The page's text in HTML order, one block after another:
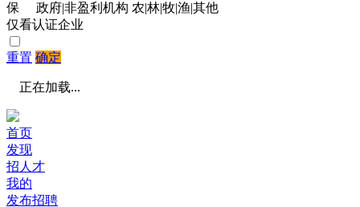
保
政府|非盈利机构 农|林|牧|渔|其他
仅看认证企业
重置 确定
正在加载...
首页
发现
招人才
我的
发布招聘